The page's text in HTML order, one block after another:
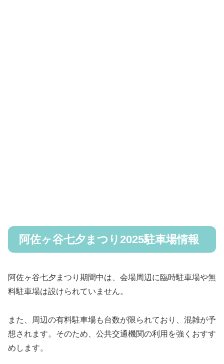
阿佐ヶ谷七夕まつり2025駐車場情報
阿佐ヶ谷七夕まつり期間中は、会場周辺に臨時駐車場や無
料駐車場は設けられていません。
また、周辺の有料駐車場も台数が限られており、混雑が予
想されます。そのため、公共交通機関の利用を強くおすす
めします。